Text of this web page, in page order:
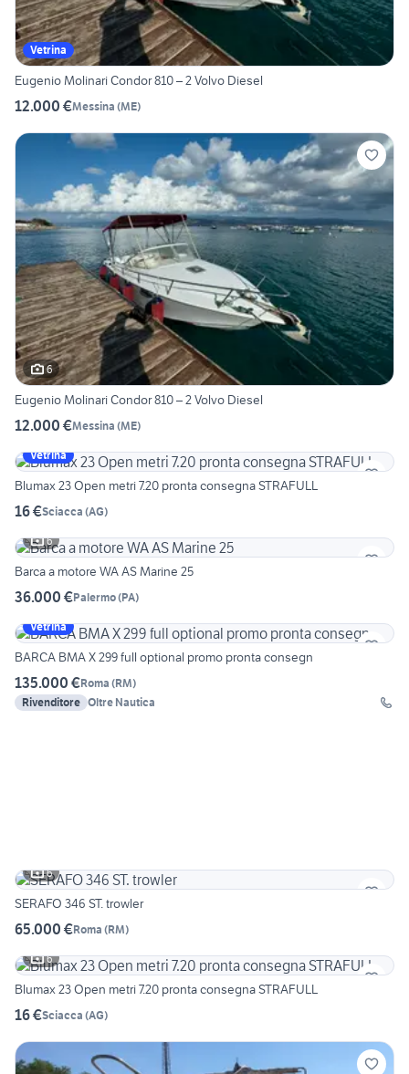
Vetrina
Eugenio Molinari Condor 810 – 2 Volvo Diesel
12.000 €Messina (ME)
6
Eugenio Molinari Condor 810 – 2 Volvo Diesel
12.000 €Messina (ME)
Vetrina
Blumax 23 Open metri 7.20 pronta consegna STRAFULL
16 €Sciacca (AG)
6
Barca a motore WA AS Marine 25
36.000 €Palermo(PA)
Vetrina
BARCA BMA X 299 full optional promo pronta consegn
135.000 €Roma (RM)
Rivenditore Oltre Nautica
6
SERAFO 346 ST. trowler
65.000 €Roma (RM)
6
Blumax 23 Open metri 7.20 pronta consegna STRAFULL
16 €Sciacca (AG)